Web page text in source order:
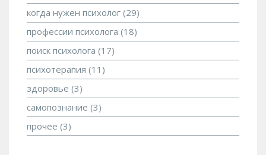
когда нужен психолог (29)
профессии психолога (18)
поиск психолога (17)
психотерапия (11)
здоровье (3)
самопознание (3)
прочее (3)